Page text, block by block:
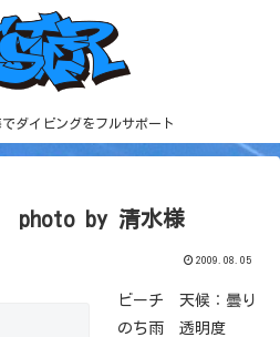
ダイビングをフルサポート
photo by 清水様
2009.08.05
ビーチ 天候：曇り
のち雨 透明度